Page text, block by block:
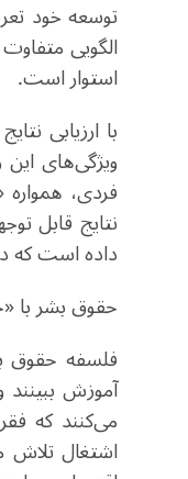
توسعه خود
الگویی
استوار است.
ویژگی‌های
فردی،
نتایج قابل
داده است که
حقوق بشر با
فلسفه حقوق
آموزش
می‌کنند که
اشتغال تلاش